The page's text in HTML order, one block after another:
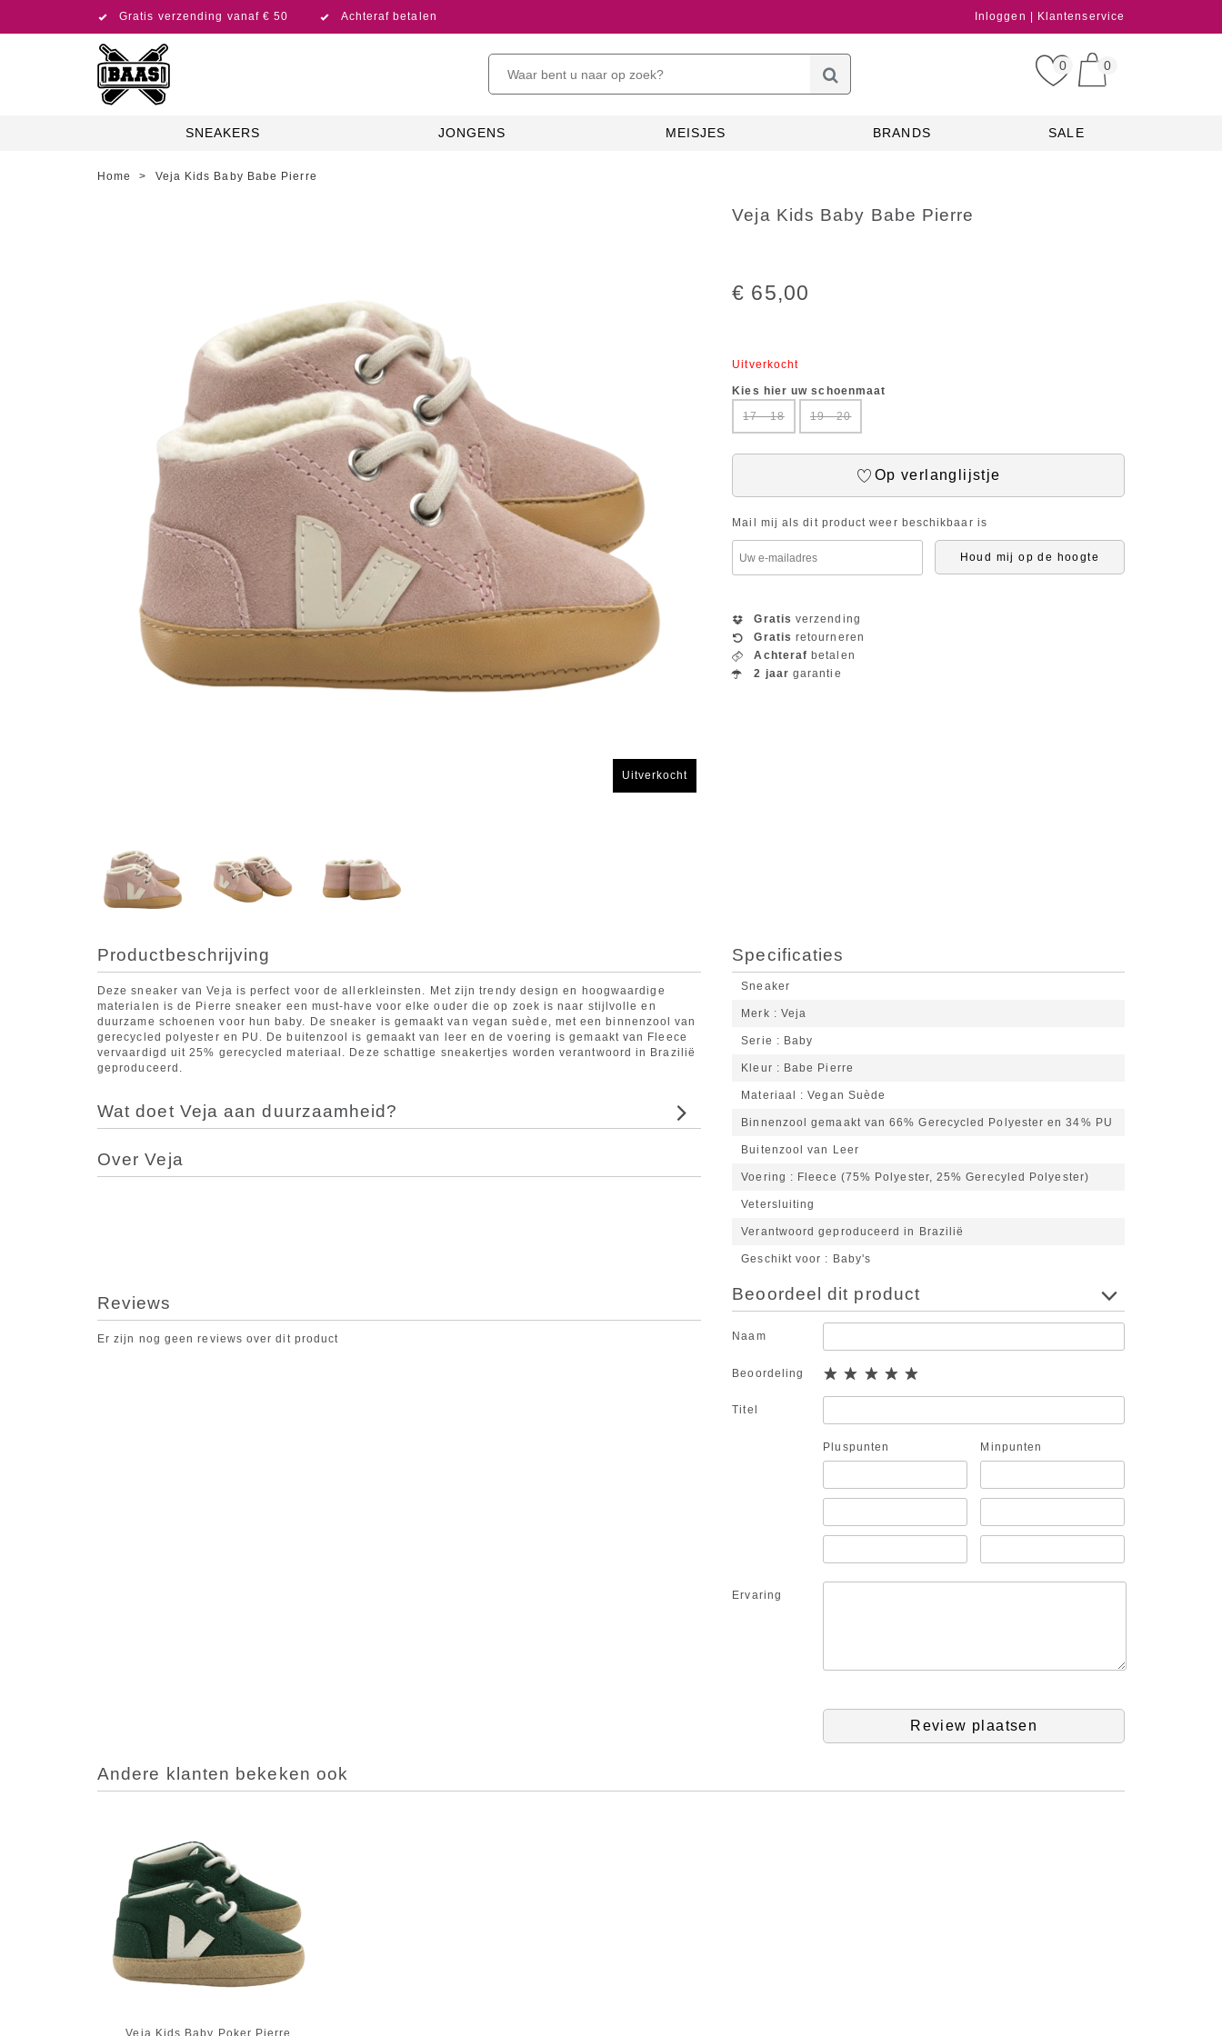
Gratis verzending vanaf € 50 Achteraf betalen Inloggen Klantenservice
0 0
SNEAKERS JONGENS MEISJES BRANDS SALE
Home > Veja Kids Baby Babe Pierre
Uitverkocht
Veja Kids Baby Babe Pierre
€ 65,00
Uitverkocht
Kies hier uw schoenmaat
17 - 18
19 - 20
Op verlanglijstje
Mail mij als dit product weer beschikbaar is
Houd mij op de hoogte
Gratis verzending
Gratis retourneren
Achteraf betalen
2 jaar garantie
Productbeschrijving
Deze sneaker van Veja is perfect voor de allerkleinsten. Met zijn trendy design en hoogwaardige
materialen is de Pierre sneaker een must-have voor elke ouder die op zoek is naar stijlvolle en
duurzame schoenen voor hun baby. De sneaker is gemaakt van vegan suède, met een binnenzool van
gerecycled polyester en PU. De buitenzool is gemaakt van leer en de voering is gemaakt van Fleece
vervaardigd uit 25% gerecycled materiaal. Deze schattige sneakertjes worden verantwoord in Brazilië
geproduceerd.
Wat doet Veja aan duurzaamheid?
Over Veja
Specificaties
Sneaker
Merk Veja
Serie Baby
Kleur Babe Pierre
Materiaal Vegan Suède
Binnenzool gemaakt van 66% Gerecycled Polyester en 34% PU
Buitenzool van Leer
Voering Fleece (75% Polyester, 25% Gerecyled Polyester)
Vetersluiting
Verantwoord geproduceerd in Brazilië
Geschikt voor Baby's
Reviews
Er zijn nog geen reviews over dit product
Beoordeel dit product
Naam
Beoordeling
Titel
Pluspunten Minpunten
Ervaring
Review plaatsen
Andere klanten bekeken ook